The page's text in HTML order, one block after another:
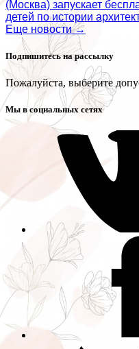
(Москва) запускает
детей по истории
Еще новости →
Подпишитесь на рассылку
Пожалуйста, выберите
Мы в социальных сетях